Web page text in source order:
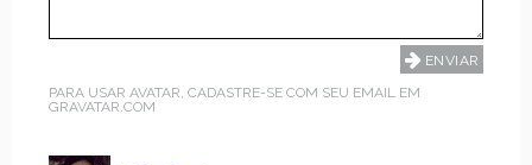
PARA USAR AVATAR, CADASTRE-SE COM SEU EMAIL EM
GRAVATAR.COM